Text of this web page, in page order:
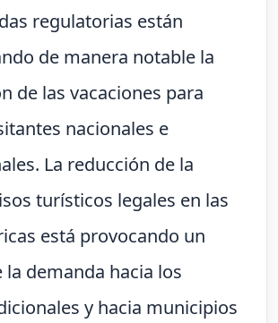
regulatorias están
de manera notable la
de las vacaciones para
nacionales e
La reducción de la
turísticos legales en las
está provocando un
la demanda hacia los
y hacia municipios